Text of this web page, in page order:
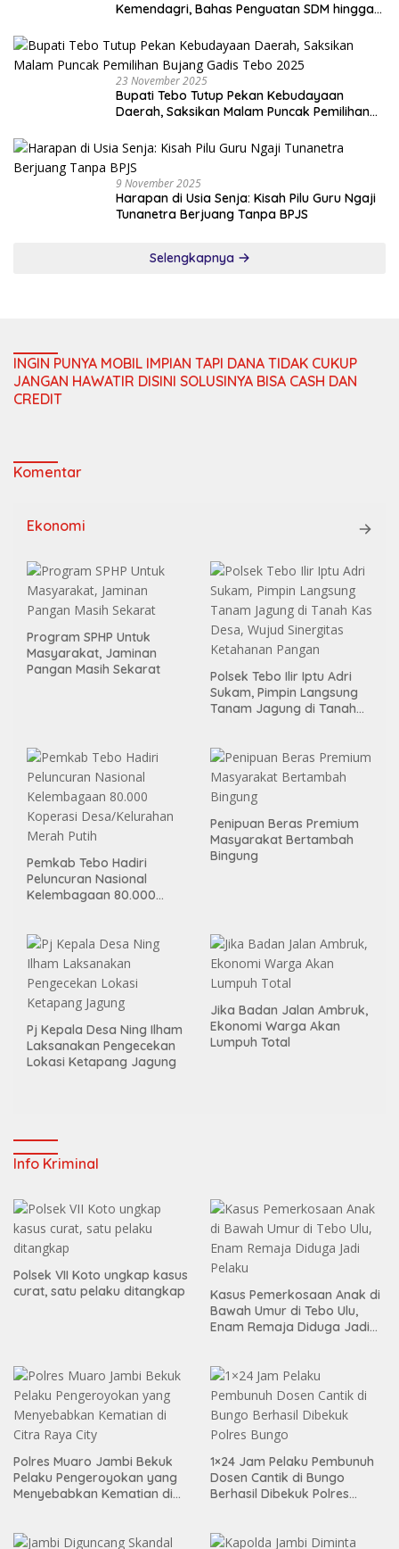
Kemendagri, Bahas Penguatan SDM hingga
23 November 2025
Bupati Tebo Tutup Pekan Kebudayaan
Daerah, Saksikan Malam Puncak Pemilihan
9 November 2025
Harapan di Usia Senja: Kisah Pilu Guru Ngaji
Tunanetra Berjuang Tanpa BPJS
Selengkapnya
INGIN PUNYA MOBIL IMPIAN TAPI DANA TIDAK CUKUP
JANGAN HAWATIR DISINI SOLUSINYA BISA CASH DAN
CREDIT
Komentar
Ekonomi
Program SPHP Untuk
Masyarakat, Jaminan
Pangan Masih Sekarat
Polsek Tebo Ilir Iptu Adri
Sukam, Pimpin Langsung
Tanam Jagung di Tanah
Pemkab Tebo Hadiri
Peluncuran Nasional
Kelembagaan 80.000
Penipuan Beras Premium
Masyarakat Bertambah
Bingung
Pj Kepala Desa Ning Ilham
Laksanakan Pengecekan
Lokasi Ketapang Jagung
Jika Badan Jalan Ambruk,
Ekonomi Warga Akan
Lumpuh Total
Info Kriminal
Polsek VII Koto ungkap kasus
curat, satu pelaku ditangkap
Kasus Pemerkosaan Anak di
Bawah Umur di Tebo Ulu,
Enam Remaja Diduga Jadi
Polres Muaro Jambi Bekuk
Pelaku Pengeroyokan yang
Menyebabkan Kematian di
1×24 Jam Pelaku Pembunuh
Dosen Cantik di Bungo
Berhasil Dibekuk Polres